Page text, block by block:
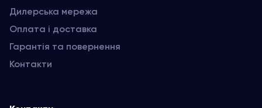
Дилерська мережа
Оплата і доставка
Гарантія та повернення
Контакти